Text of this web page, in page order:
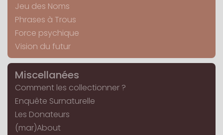
Jeu des Noms
Phrases à Trous
Force psychique
Vision du futur
Miscellanées
Comment les collectionner ?
Enquête Surnaturelle
Les Donateurs
(mar)About